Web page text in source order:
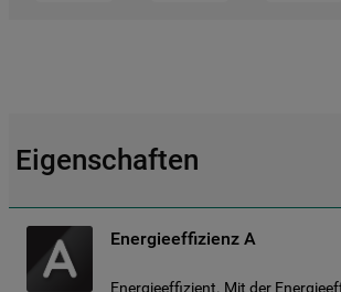
Eigenschaften
Energieeffizienz A
Energieeffizient. Mit der